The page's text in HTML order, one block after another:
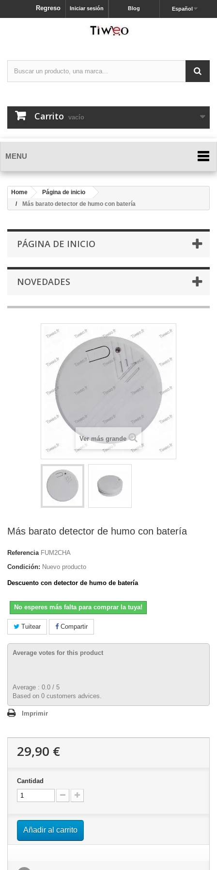
Español
Blog
Iniciar sesión
Regreso
Carrito vacío
MENU
Home
Página de inicio
Más barato detector de humo con batería
PÁGINA DE INICIO
NOVEDADES
Ver más grande
Más barato detector de humo con batería
Referencia FUM2CHA
Condición: Nuevo producto
Descuento con detector de humo de batería
No esperes más falta para comprar la tuya!
Tuitear Compartir
Average votes for this product
Average : 0.0 / 5
Based on 0 customers advices.
Imprimir
29,90 €
Cantidad
Añadir al carrito